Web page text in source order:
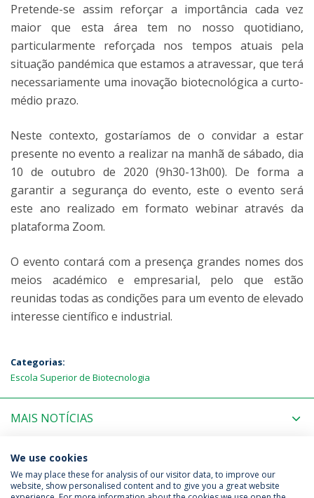
Pretende-se assim reforçar a importância cada vez
maior que esta área tem no nosso quotidiano,
particularmente reforçada nos tempos atuais pela
situação pandémica que estamos a atravessar, que terá
necessariamente uma inovação biotecnológica a curto-
médio prazo.
Neste contexto, gostaríamos de o convidar a estar
presente no evento a realizar na manhã de sábado, dia
10 de outubro de 2020 (9h30-13h00). De forma a
garantir a segurança do evento, este o evento será
este ano realizado em formato webinar através da
plataforma Zoom.
O evento contará com a presença grandes nomes dos
meios académico e empresarial, pelo que estão
reunidas todas as condições para um evento de elevado
interesse científico e industrial.
Categorias:
Escola Superior de Biotecnologia
MAIS NOTÍCIAS
PRÓXIMOS EVENTOS
We use cookies
We may place these for analysis of our visitor data, to improve our
website, show personalised content and to give you a great website